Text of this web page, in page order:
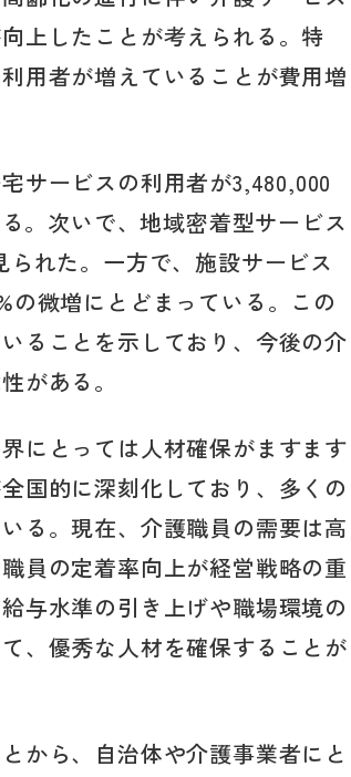
上したことが考えられる。特
用者が増えていることが費用増
サービスの利用者が3,480,000
。次いで、地域密着型サービス
られた。一方で、施設サービス
の微増にとどまっている。この
ることを示しており、今後の介
がある。
にとっては人材確保がますます
国的に深刻化しており、多くの
る。現在、介護職員の需要は高
員の定着率向上が経営戦略の重
与水準の引き上げや職場環境の
、優秀な人材を確保することが
から、自治体や介護事業者にと